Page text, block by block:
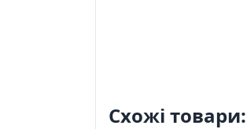
Схожі товари: